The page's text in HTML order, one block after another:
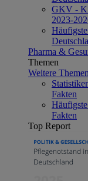
GKV -
2023-
Pharma &
Themen
Weitere Themen
Fakten
Fakten
Top Report